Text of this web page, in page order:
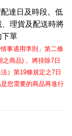
達日及時段。低
理貨及配送時將
下單
事適用準則」第二條
之商品) ， 將排除7日
）第19條規定之7日
您需要的商品再進行